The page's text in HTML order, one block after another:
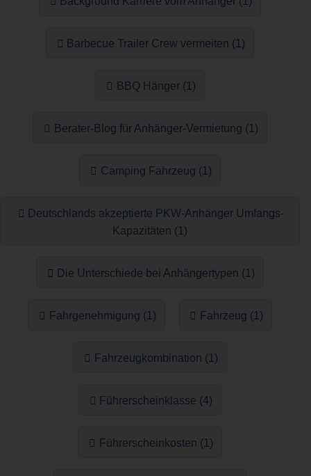
Barbecue Trailer Crew vermeiten (1)
BBQ Hänger (1)
Berater-Blog für Anhänger-Vermietung (1)
Camping Fahrzeug (1)
Deutschlands akzeptierte PKW-Anhänger Umfangs-
Kapazitäten (1)
Die Unterschiede bei Anhängertypen (1)
Fahrgenehmigung (1) Fahrzeug (1)
Fahrzeugkombination (1)
Führerscheinklasse (4)
Führerscheinkosten (1)